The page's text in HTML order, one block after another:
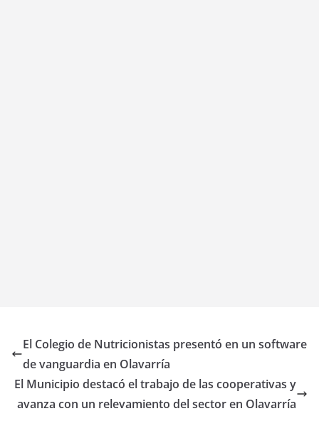
El Colegio de Nutricionistas presentó en un software
de vanguardia en Olavarría
El Municipio destacó el trabajo de las cooperativas y
avanza con un relevamiento del sector en Olavarría